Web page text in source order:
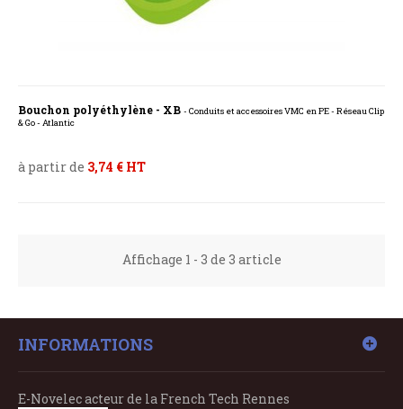
Bouchon polyéthylène - XB - Conduits et accessoires VMC en PE - Réseau Clip
& Go - Atlantic
à partir de 3,74 € HT
Affichage 1 - 3 de 3 article
INFORMATIONS
E-Novelec acteur de la French Tech Rennes